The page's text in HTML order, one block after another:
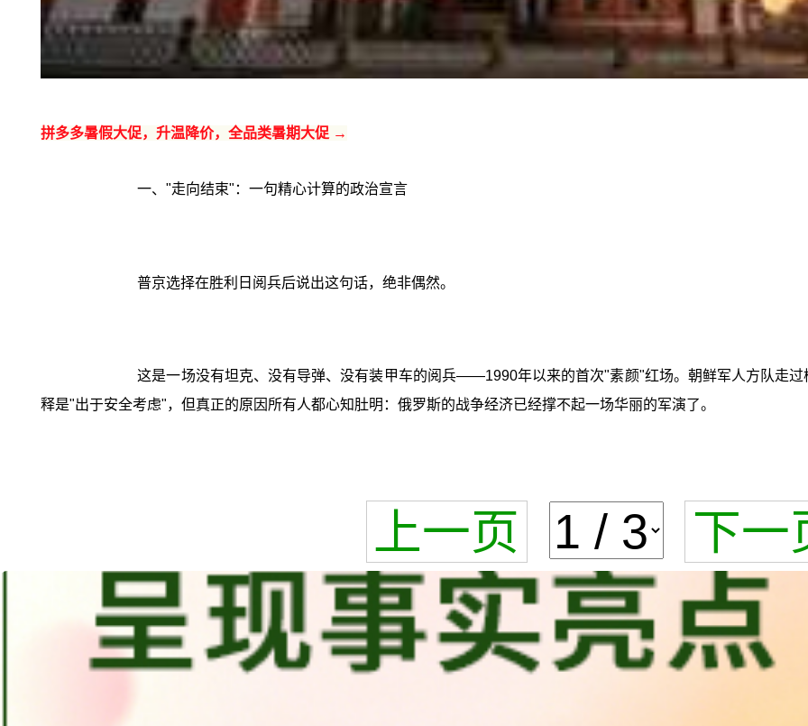
拼多多暑假大促，升温降价，全品类暑期大促 →
一、"走向结束"：一句精心计算的政治宣言
普京选择在胜利日阅兵后说出这句话，绝非偶然。
这是一场没有坦克、没有导弹、没有装甲车的阅兵——1990年以来的首次"素颜"红场。朝鲜军人方队走
释是"出于安全考虑"，但真正的原因所有人都心知肚明：俄罗斯的战争经济已经撑不起一场华丽的军演了。
上一页 下一